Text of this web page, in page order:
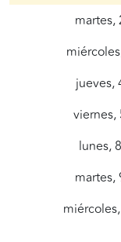
martes,
jueves,
viernes,
lunes,
martes,